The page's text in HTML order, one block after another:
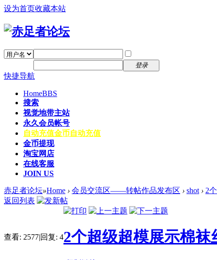
设为首页收藏本站
登录
快捷导航
HomeBBS
搜索
视觉地带主站
永久会员帐号
自动充值金币自动充值
金币提现
淘宝网店
在线客服
JOIN US
赤足者论坛»Home › 会员交流区——转帖作品发布区 › shot › 2
返回列表
查看: 2577|回复: 42个超级超模展示棉袜